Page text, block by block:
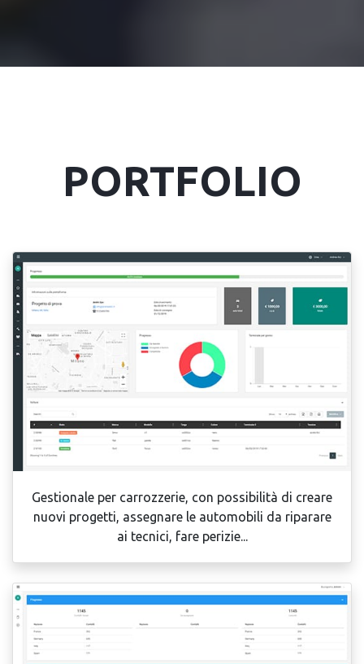
PORTFOLIO
Gestionale per carrozzerie, con possibilità di creare
nuovi progetti, assegnare le automobili da riparare
ai tecnici, fare perizie...